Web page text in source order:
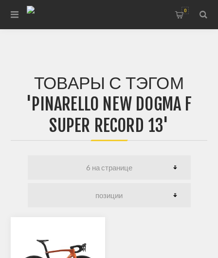
0
ТОВАРЫ С ТЭГОМ
'PINARELLO NEW DOGMA F
SUPER RECORD 13'